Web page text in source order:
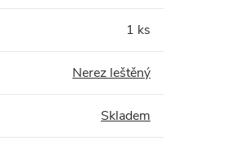
1 ks
Nerez leštěný
Skladem